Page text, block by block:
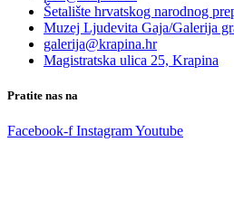
Šetalište hrvatskog narodnog
Muzej Ljudevita Gaja/Galerija
galerija@krapina.hr
Magistratska ulica 25, Krapina
Pratite nas na
Facebook-f InstagramYoutube